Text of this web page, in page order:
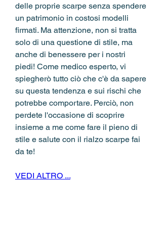
delle proprie scarpe senza spendere
un patrimonio in costosi modelli
firmati. Ma attenzione, non si tratta
solo di una questione di stile, ma
anche di benessere per i nostri
piedi! Come medico esperto, vi
spiegherò tutto ciò che c'è da sapere
su questa tendenza e sui rischi che
potrebbe comportare. Perciò, non
perdete l'occasione di scoprire
insieme a me come fare il pieno di
stile e salute con il rialzo scarpe fai
da te!
VEDI ALTRO ...